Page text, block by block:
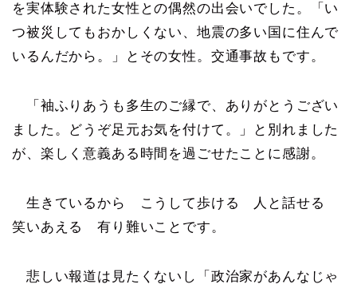
を実体験された女性との偶然の出会いでした。「い
つ被災してもおかしくない、地震の多い国に住んで
いるんだから。」とその女性。交通事故もです。
「袖ふりあうも多生のご縁で、ありがとうござい
ました。どうぞ足元お気を付けて。」と別れました
が、楽しく意義ある時間を過ごせたことに感謝。
生きているから こうして歩ける 人と話せる
笑いあえる 有り難いことです。
悲しい報道は見たくないし「政治家があんなじゃ